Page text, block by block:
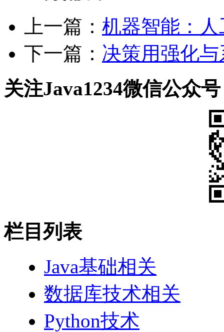
上一篇： 机器智能：
下一篇： 决策用强化
关注Java1234微信公众号
栏目列表
Java基础相关
数据库技术相关
Python技术